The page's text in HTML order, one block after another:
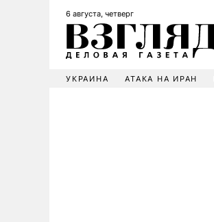
6 августа, четверг
УКРАИНА АТАКА НА ИРАН